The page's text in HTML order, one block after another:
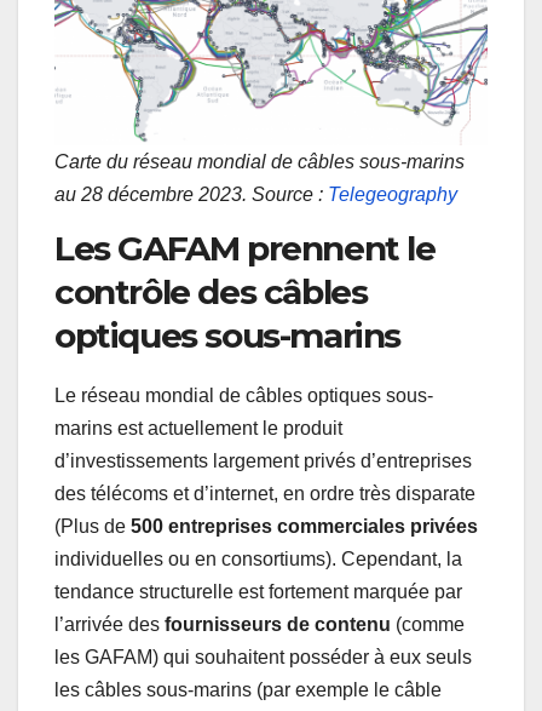
Carte du réseau mondial de câbles sous-marins
au 28 décembre 2023. Source : Telegeography
Les GAFAM prennent le
contrôle des câbles
optiques sous-marins
Le réseau mondial de câbles optiques sous-
marins est actuellement le produit
d’investissements largement privés d’entreprises
des télécoms et d’internet, en ordre très disparate
(Plus de 500 entreprises commerciales privées
individuelles ou en consortiums). Cependant, la
tendance structurelle est fortement marquée par
l’arrivée des fournisseurs de contenu (comme
les GAFAM) qui souhaitent posséder à eux seuls
les câbles sous-marins (par exemple le câble